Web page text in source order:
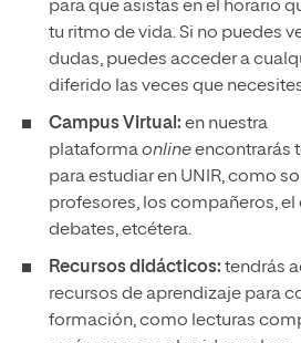
para que asistas en el horario
tu ritmo de vida. Si no puedes
dudas, puedes acceder a
diferido las veces que
Campus Virtual: en nuestra
plataformaonlineencontrarás
para estudiar en UNIR, como
profesores, los compañeros, el
debates, etcétera.
Recursos didácticos: tendrás
recursos de aprendizaje para
formación, como lecturas